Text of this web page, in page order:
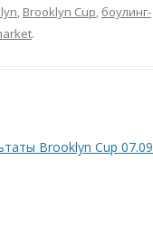
, Brooklyn Cup, боулинг-
.
Brooklyn Cup 07.09